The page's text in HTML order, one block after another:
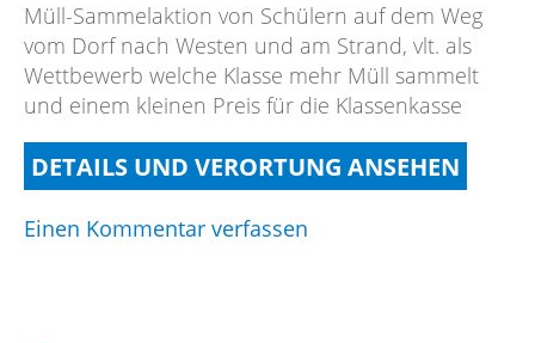
Müll-Sammelaktion von Schülern auf dem Weg
vom Dorf nach Westen und am Strand, vlt. als
Wettbewerb welche Klasse mehr Müll sammelt
und einem kleinen Preis für die Klassenkasse
DETAILS UND VERORTUNG ANSEHEN
Einen Kommentar verfassen